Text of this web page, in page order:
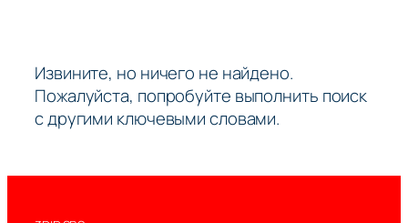
Извините, но ничего не найдено.
Пожалуйста, попробуйте выполнить поиск
с другими ключевыми словами.